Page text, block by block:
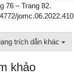
76 – Trang 82.
jomc.06.2022.410
trích dẫn khác
khảo